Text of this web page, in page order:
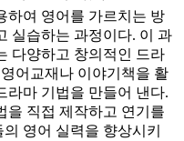
하여 영어를 가르치는 방
실습하는 과정이다. 이 과
다양하고 창의적인 드라
어교재나 이야기책을 활
라마 기법을 만들어 낸다.
을 직접 제작하고 연기를
영어 실력을 향상시키